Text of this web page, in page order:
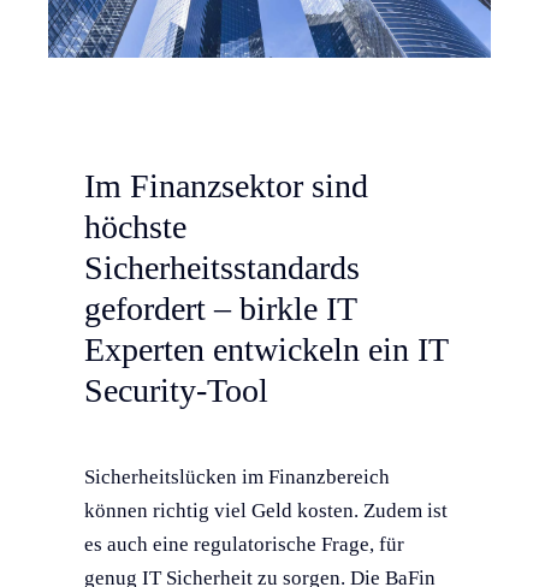
Im Finanzsektor sind
höchste
Sicherheitsstandards
gefordert – birkle IT
Experten entwickeln ein IT
Security-Tool
Sicherheitslücken im Finanzbereich
können richtig viel Geld kosten. Zudem ist
es auch eine regulatorische Frage, für
genug IT Sicherheit zu sorgen. Die BaFin